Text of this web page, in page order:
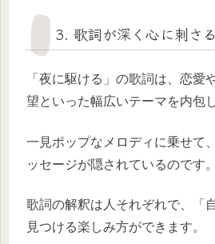
3. 歌詞が深く心に刺さる
「夜に駆ける」の歌詞は、恋愛
望といった幅広いテーマを内包
一見ポップなメロディに乗せて
ッセージが隠されているのです。
歌詞の解釈は人それぞれで、「
見つける楽しみ方ができます。